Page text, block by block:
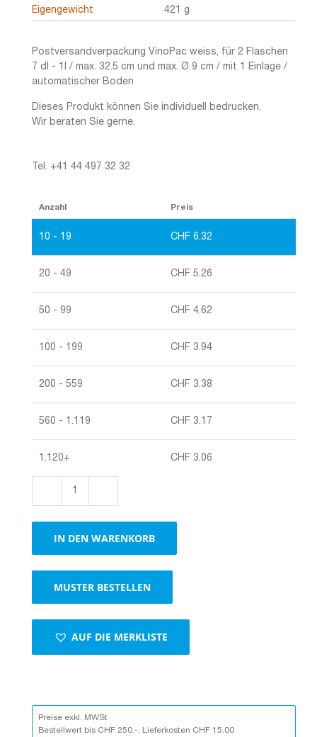
Eigengewicht 421 g
Postversandverpackung VinoPac weiss, für 2 Flaschen
7 dl - 1l / max. 32.5 cm und max. Ø 9 cm / mit 1 Einlage /
automatischer Boden
Dieses Produkt können Sie individuell bedrucken.
Wir beraten Sie gerne.
Tel. +41 44 497 32 32
Anzahl Preis
10 - 19 CHF 6.32
20 - 49 CHF 5.26
50 - 99 CHF 4.62
100 - 199 CHF 3.94
200 - 559 CHF 3.38
560 - 1.119 CHF 3.17
1.120+ CHF 3.06
Menge
IN DEN WARENKORB
MUSTER BESTELLEN
AUF DIE MERKLISTE
Preise exkl. MWSt
Bestellwert bis CHF 250.-, Lieferkosten CHF 15.00